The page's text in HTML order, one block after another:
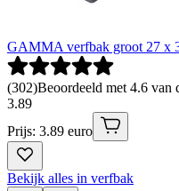
GAMMA verfbak groot 27 x
(302)Beoordeeld met 4.6 van
3.89
Prijs: 3.89 euro
Bekijk alles in verfbak